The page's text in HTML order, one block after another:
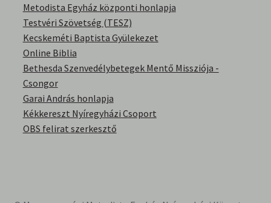
Kérdések és válaszok
Kitekintés
Könyvtár
Család-Házasság
Metodista Egyház központi honlapja
Testvéri Szövetség (TESZ)
Kecskeméti Baptista Gyülekezet
Online Biblia
Bethesda Szenvedélybetegek Mentő Missziója -
Csongor
Garai András honlapja
Kékkereszt Nyíregyházi Csoport
OBS felirat szerkesztő